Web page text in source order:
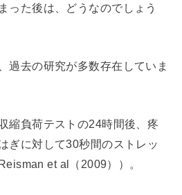
った後は、どうなのでしょう
過去の研究が多数存在していま
縮負荷テストの24時間後、疼
ぎに対して30秒間のストレッ
et al（2009））。